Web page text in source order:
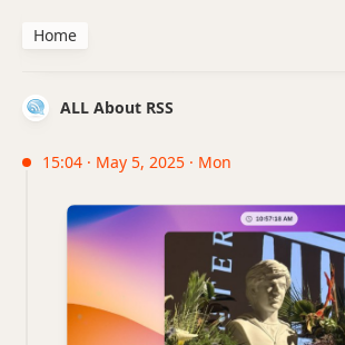
ALL About RSS
15:04 · May 5, 2025 · Mon
Home